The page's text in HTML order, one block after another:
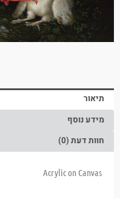
תיאור
מידע נוסף
חוות דעת (0)
Acrylic on Canvas